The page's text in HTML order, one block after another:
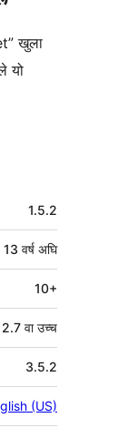
खुला
यो
1.5.2
13 वर्ष अघि
10+
2.7 वा उच्च
3.5.2
(US)